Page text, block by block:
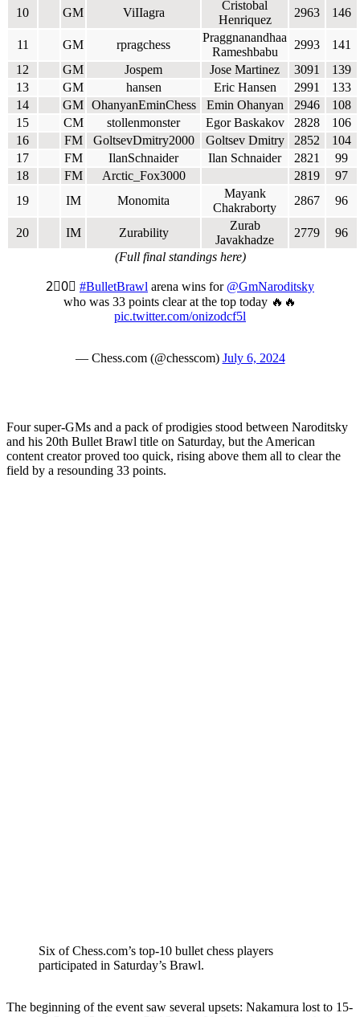
10 GM ViIIagra
Cristobal
Henriquez
2963 146
11 GM rpragchess
Praggnanandhaa
Rameshbabu
2993
141
12
GM Jospem Jose Martinez 3091
139
13
GM hansen Eric Hansen 2991
133
14
GM OhanyanEminChess Emin Ohanyan 2946
108
15
CM stollenmonster Egor Baskakov 2828
106
16
FM GoltsevDmitry2000 Goltsev Dmitry 2852
104
17
FM IlanSchnaider Ilan Schnaider 2821
99
18
FM Arctic_Fox3000 2819
97
19
IM Monomita
Mayank
Chakraborty
2867 96
20 IM Zurability
Zurab
Javakhadze
2779
96
(Full final standings here)
2⃣0⃣ #BulletBrawl arena wins for @GmNaroditsky
who was 33 points clear at the top today 🔥🔥
pic.twitter.com/onizodcf5l
— Chess.com (@chesscom) July 6, 2024
Four super-GMs and a pack of prodigies stood between Naroditsky
and his 20th Bullet Brawl title on Saturday, but the American
content creator proved too quick, rising above them all to clear the
field by a resounding 33 points.
Six of Chess.com’s top-10 bullet chess players
participated in Saturday’s Brawl.
The beginning of the event saw several upsets: Nakamura lost to 15-